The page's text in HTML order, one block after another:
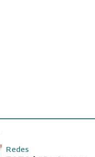
Redes